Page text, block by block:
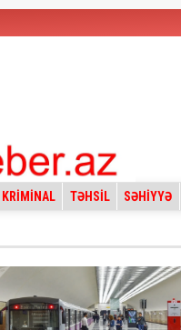
KRİMİNAL TƏHSİL SƏHİYYƏ